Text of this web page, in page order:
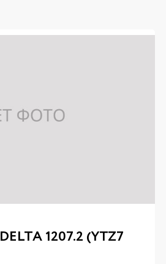
1207.2 (YTZ7